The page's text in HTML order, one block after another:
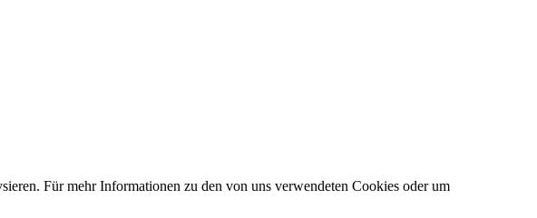
Für mehr Informationen zu den von uns verwendeten Cookies oder um